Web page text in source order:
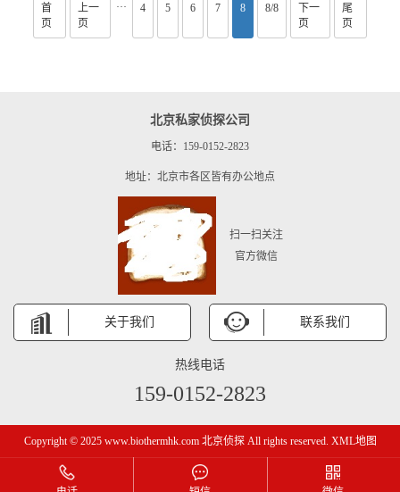
当事人承担
首
页
上一
页
··· 4 5 6 7 8 8/8
下一
页
尾
页
北京私家侦探公司
电话：159-0152-2823
地址：北京市各区皆有办公地点
扫一扫关注
官方微信
关于我们 联系我们
热线电话
159-0152-2823
Copyright © 2025 www.biothermhk.com 北京侦探 All rights reserved. XML地图